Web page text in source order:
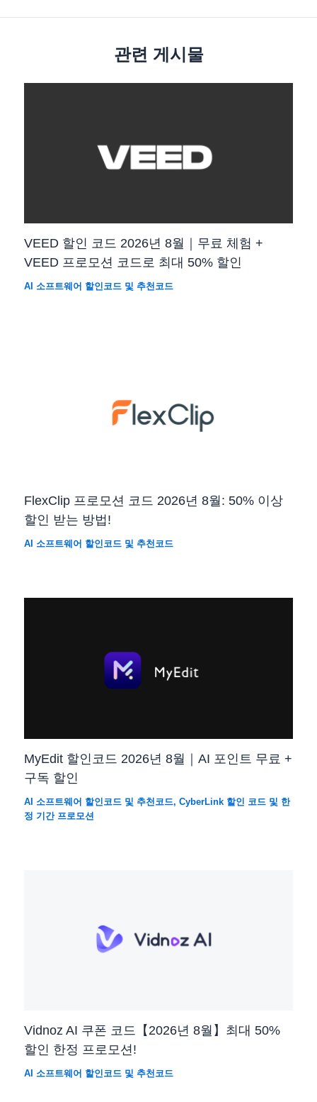
관련 게시물
VEED 할인 코드 2026년 8월｜무료 체험 +
VEED 프로모션 코드로 최대 50% 할인
AI 소프트웨어 할인코드 및 추천코드
FlexClip 프로모션 코드 2026년 8월: 50% 이상
할인 받는 방법!
AI 소프트웨어 할인코드 및 추천코드
MyEdit 할인코드 2026년 8월｜AI 포인트 무료 +
구독 할인
AI 소프트웨어 할인코드 및 추천코드,CyberLink 할인 코드 및 한
정 기간 프로모션
Vidnoz AI 쿠폰 코드【2026년 8월】최대 50%
할인 한정 프로모션!
AI 소프트웨어 할인코드 및 추천코드